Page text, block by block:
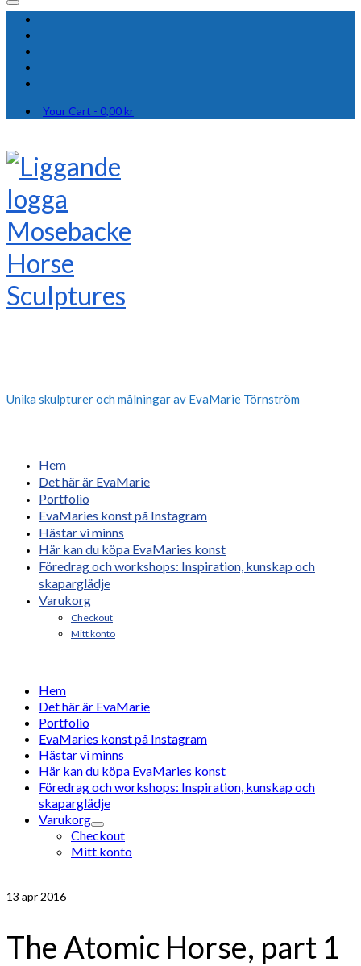
Your Cart - 0,00kr
Unika skulpturer och målningar av EvaMarie Törnström
Hem
Det här är EvaMarie
Portfolio
EvaMaries konst på Instagram
Hästar vi minns
Här kan du köpa EvaMaries konst
Föredrag och workshops: Inspiration, kunskap och
skaparglädje
Varukorg
Checkout
Mitt konto
Hem
Det här är EvaMarie
Portfolio
EvaMaries konst på Instagram
Hästar vi minns
Här kan du köpa EvaMaries konst
Föredrag och workshops: Inspiration, kunskap och
skaparglädje
Varukorg
Checkout
Mitt konto
13 apr 2016
The Atomic Horse, part 1